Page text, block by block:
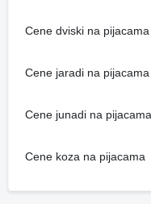
Cene dviski na pijacama
Cene jaradi na pijacama
Cene junadi na pijacama
Cene koza na pijacama